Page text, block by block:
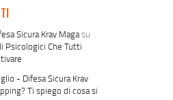
Sicura Krav Magasu
Psicologici Che Tutti
- Difesa Sicura Krav
Ti spiego di cosa si